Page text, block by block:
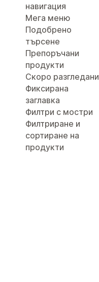
навигация
Мега меню
Подобрено
търсене
Препоръчани
продукти
Скоро разгледани
Фиксирана
заглавка
Филтри с мостри
Филтриране и
сортиране на
продукти